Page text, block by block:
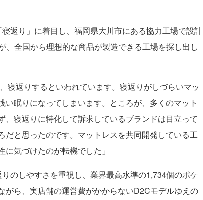
返り」に着目し、福岡県大川市にある協力工場で設計
、全国から理想的な商品が製造できる工場を探し出し
寝返りするといわれています。寝返りがしづらいマッ
い眠りになってしまいます。ところが、多くのマット
、寝返りに特化して訴求しているブランドは目立って
だと思ったのです。マットレスを共同開発している工
気づけたのが転機でした」
のしやすさを重視し、業界最高水準の1,734個のポケ
がら、実店舗の運営費がかからないD2Cモデルゆえの